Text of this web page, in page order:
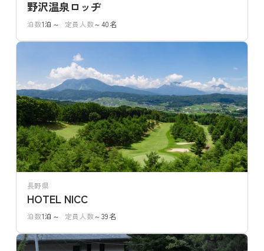
野沢温泉ロッヂ
泊数1泊～ 定員人数～40名
長野県
HOTEL NICC
泊数1泊～ 定員人数～39名